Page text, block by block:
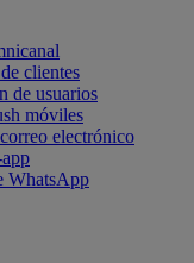
clientes
de usuarios
móviles
electrónico
WhatsApp